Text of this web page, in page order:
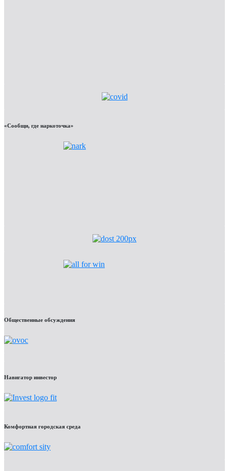
«Сообщи, где наркоточка»
Общественные обсуждения
Навигатор инвестор
Комфортная городская среда